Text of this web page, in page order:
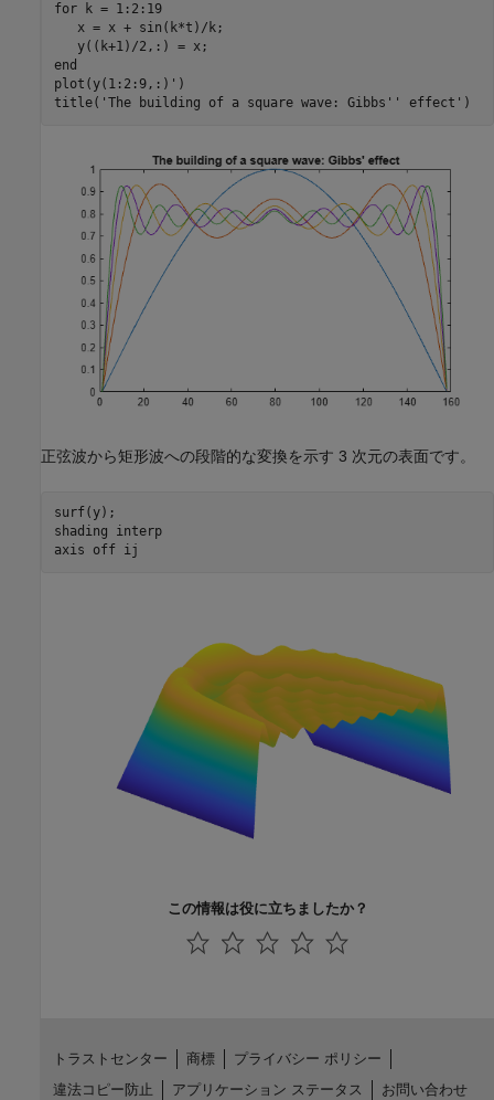
for k = 1:2:19
   x = x + sin(k*t)/k;
end
plot(y(1:2:9,:)')
title( 'The building of a square wave: Gibbs'' effect' )
正弦波から矩形波への段階的な変換を示す 3 次元の表面です。
surf(y);
shading
interp
axis
off ij
この情報は役に立ちましたか？
トラストセンター 商標
プライバシー ポリシー
違法コピー防止
アプリケーション ステータス お問い合わせ